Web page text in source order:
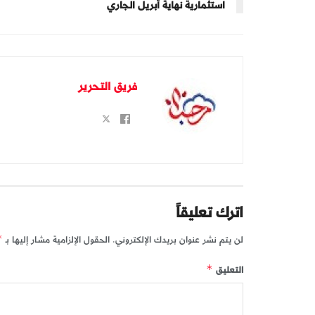
استثمارية نهاية أبريل الجاري
فريق التحرير
اترك تعليقاً
لن يتم نشر عنوان بريدك الإلكتروني. الحقول الإلزامية مشار إليها بـ
التعليق *